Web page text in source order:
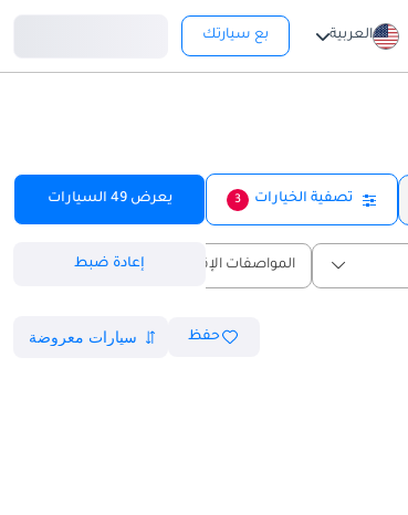
العربية بع سيارتك
تصفية الخيارات 3 يعرض49 السيارات
المواصفات الإقليمية إعادة ضبط
حفظ